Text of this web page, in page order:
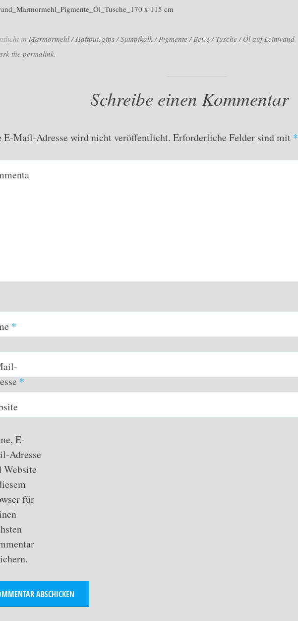
x 115 cm
in Marmormehl / Haftputzgips / Sumpfkalk / Pigmente / Beize / Tusche / Öl auf Leinwand
the permalink.
Schreibe einen Kommentar
E-Mail-Adresse wird nicht veröffentlicht. Erforderliche Felder sind mit *
*
*
E-
Adresse
Website
für